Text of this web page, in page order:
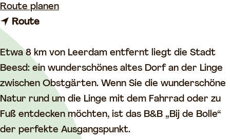
g
e
Etwa 8 km von Leerdam entfernt liegt die Stadt
Beesd: ein wunderschönes altes Dorf an der Linge
zwischen Obstgärten. Wenn Sie die wunderschöne
Natur rund um die Linge mit dem Fahrrad oder zu
Fuß entdecken möchten, ist das B&B „Bij de Bolle“
der perfekte Ausgangspunkt.
Route planenb
B
&
B
A
p
p
Routeb
s
B
&
B
A
p